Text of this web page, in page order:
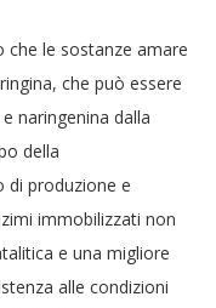
le sostanze amare
che può essere
naringenina dalla
della
di produzione e
immobilizzati non
e una migliore
alle condizioni